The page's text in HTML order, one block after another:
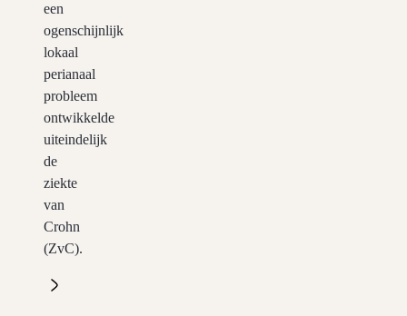
een
ogenschijnlijk
lokaal
perianaal
probleem
ontwikkelde
uiteindelijk
de
ziekte
van
Crohn
(ZvC).